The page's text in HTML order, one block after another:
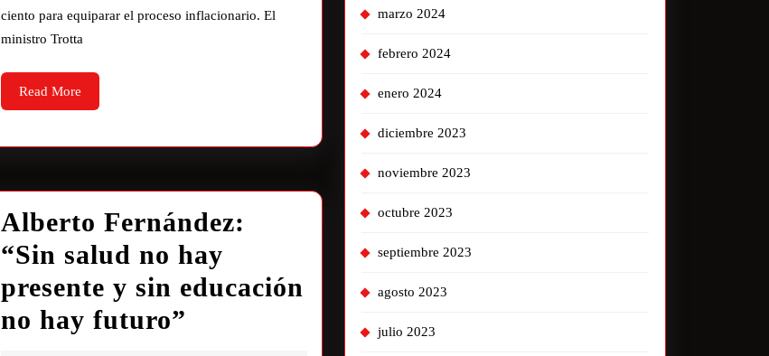
ciento para equiparar el proceso inflacionario. El
ministro Trotta
Read More
Alberto Fernández:
“Sin salud no hay
presente y sin educación
no hay futuro”
marzo 2024
febrero 2024
enero 2024
diciembre 2023
noviembre 2023
octubre 2023
septiembre 2023
agosto 2023
julio 2023